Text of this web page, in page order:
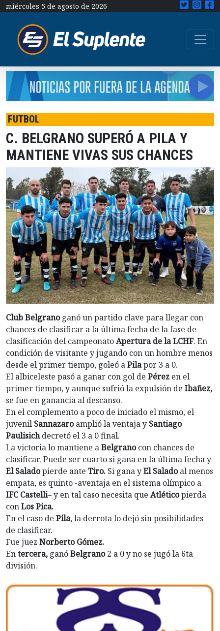
miércoles 5 de agosto de 2026
FUTBOL
C. BELGRANO SUPERÓ A PILA Y
MANTIENE VIVAS SUS CHANCES
Club Belgranoganó un partido clave para llegar con
chances de clasificar a la última fecha de la fase de
clasificación del campeonatoApertura de la LCHF. En
condición de visitante y jugando con un hombre menos
desde el primer tiempo, goleó aPilapor 3 a 0.
El albiceleste pasó a ganar con gol de Pérez en el
primer tiempo, y aunque sufrió la expulsión de Ibañez,
se fue en ganancia al descanso.
En el complemento a poco de iniciado el mismo, el
juvenil Sannazaroamplió la ventaja y Santiago
Paulisichdecretó el 3 a 0 final.
La victoria lo mantiene aBelgranocon chances de
clasificar. Puede ser cuarto si gana en la última fecha y
El Saladopierde ante Tiro. Si gana yEl Saladoal menos
empata, es quinto -aventaja en el sistema olímpico a
IFC Castelli– y en tal caso necesita que Atléticopierda
conLos Pica.
En el caso de Pila, la derrota lo dejó sin posibilidades
de clasificar.
Fue juez Norberto Gómez.
Entercera, ganóBelgrano2 a 0 y no se jugó la 6ta
división.